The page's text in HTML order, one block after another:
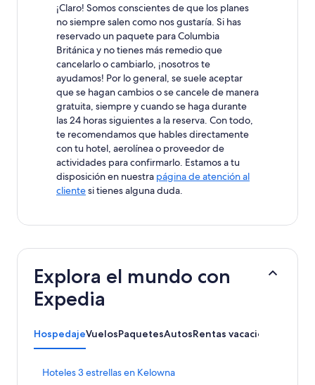
¡Claro! Somos conscientes de que los planes
no siempre salen como nos gustaría. Si has
reservado un paquete para Columbia
Británica y no tienes más remedio que
cancelarlo o cambiarlo, ¡nosotros te
ayudamos! Por lo general, se suele aceptar
que se hagan cambios o se cancele de manera
gratuita, siempre y cuando se haga durante
las 24 horas siguientes a la reserva. Con todo,
te recomendamos que hables directamente
con tu hotel, aerolínea o proveedor de
actividades para confirmarlo. Estamos a tu
disposición en nuestra página de atención al
clientesi tienes alguna duda.
Explora el mundo con
Expedia
HospedajeVuelosPaquetesAutosRentas vacacionales
Hoteles 3 estrellas en Kelowna
E